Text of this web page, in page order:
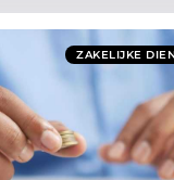
ZAKELIJKE